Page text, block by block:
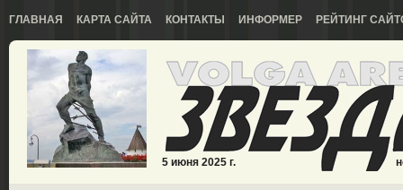
ГЛАВНАЯ КАРТА САЙТА КОНТАКТЫ ИНФОРМЕР РЕЙТИНГ
5 июня 2025 г.